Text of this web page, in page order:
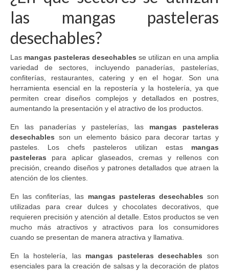
las mangas pasteleras
desechables?
Las mangas pasteleras desechables se utilizan en una amplia
variedad de sectores, incluyendo panaderías, pastelerías,
confiterías, restaurantes, catering y en el hogar. Son una
herramienta esencial en la repostería y la hostelería, ya que
permiten crear diseños complejos y detallados en postres,
aumentando la presentación y el atractivo de los productos.
En las panaderías y pastelerías, las mangas pasteleras
desechables son un elemento básico para decorar tartas y
pasteles. Los chefs pasteleros utilizan estas mangas
pasteleras para aplicar glaseados, cremas y rellenos con
precisión, creando diseños y patrones detallados que atraen la
atención de los clientes.
En las confiterías, las mangas pasteleras desechables son
utilizadas para crear dulces y chocolates decorativos, que
requieren precisión y atención al detalle. Estos productos se ven
mucho más atractivos y atractivos para los consumidores
cuando se presentan de manera atractiva y llamativa.
En la hostelería, las mangas pasteleras desechables son
esenciales para la creación de salsas y la decoración de platos